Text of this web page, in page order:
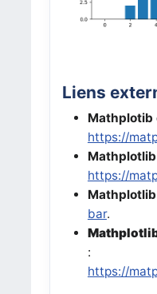
Liens
Mathplotib
https://
https://
bar.
:
https://